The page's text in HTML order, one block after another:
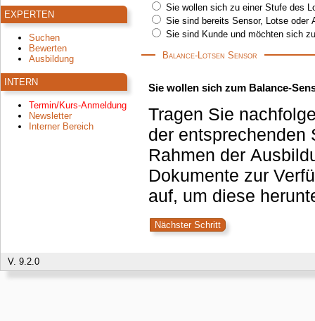
EXPERTEN
Suchen
Bewerten
Ausbildung
INTERN
Termin/Kurs-Anmeldung
Newsletter
Interner Bereich
Sie wollen sich zu einer Stufe des
Sie sind bereits Sensor, Lotse oder
Sie sind Kunde und möchten sich
Balance-Lotsen Sensor
Sie wollen sich zum Balance-
Tragen Sie
der entsprechenden
Rahmen der
Dokumente zur
auf, um diese
V. 9.2.0